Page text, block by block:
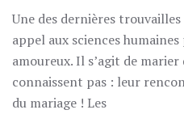
Une des dernières
appel aux sciences
amoureux. Il s’agit de
connaissent pas : leur
du mariage ! Les